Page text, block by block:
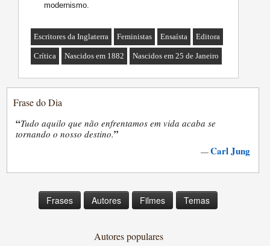
modernismo.
Escritores da Inglaterra Feministas Ensaísta Editora
Crítica Nascidos em 1882 Nascidos em 25 de Janeiro
Frase do Dia
“Tudo aquilo que não enfrentamos em vida acaba se
tornando o nosso destino.”
—Carl Jung
Frases Autores Filmes Temas
Autores populares